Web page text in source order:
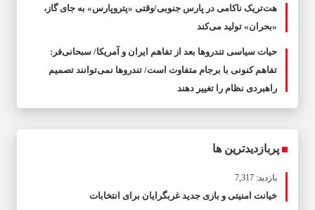
هت‌تریک ناکامی در پارس جنوبی/وقتی «پتروپارس» به جای گاز،
«بحران» تولید می‌کند
حیات سیاسی تندروها بعد از تفاهم ایران و آمریکا/ سبحانی‌فر:
تفاهم کنونی با برجام متفاوت است/ تندروها نمی‌توانند تصمیم
راهبردی نظام را تغییر دهند
پربازدیدترین ها
بازدید: 7,317
خیانت امنیتی و بازی جدید غربگرایان برای انتخابات